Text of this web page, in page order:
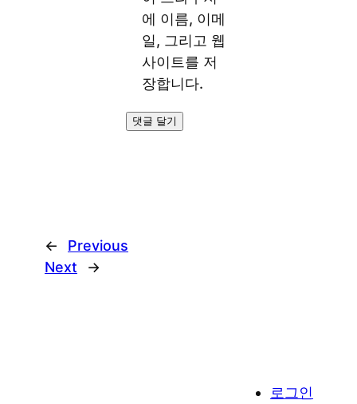
에 이름, 이메
일, 그리고 웹
사이트를 저
장합니다.
←
Previous
Next
→
로그인